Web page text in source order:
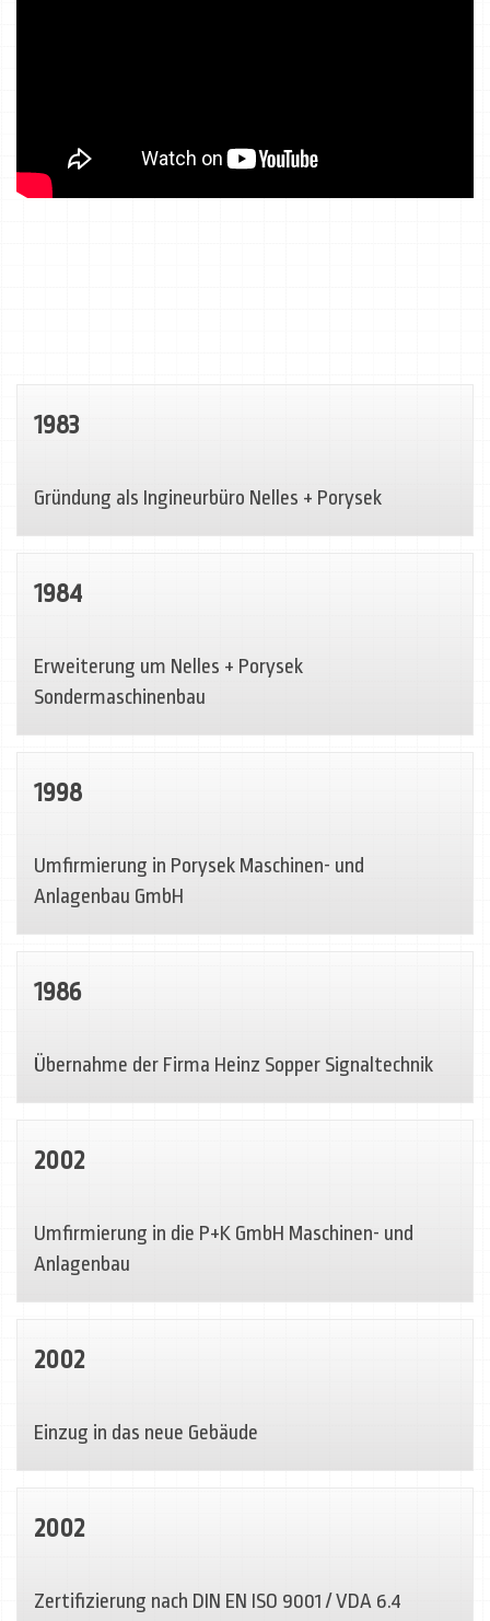
1983
Gründung als Ingineurbüro Nelles + Porysek
1984
Erweiterung um Nelles + Porysek
Sondermaschinenbau
1998
Umfirmierung in Porysek Maschinen- und
Anlagenbau GmbH
1986
Übernahme der Firma Heinz Sopper Signaltechnik
2002
Umfirmierung in die P+K GmbH Maschinen- und
Anlagenbau
2002
Einzug in das neue Gebäude
2002
Zertifizierung nach DIN EN ISO 9001 / VDA 6.4